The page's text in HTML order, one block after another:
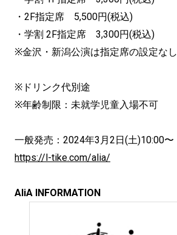
・2F指定席 5,500円(税込)
・学割 2F指定席 3,300円(税込)
※金沢・新潟公演は指定席の設定なし
※ドリンク代別途
※年齢制限：未就学児童入場不可
一般発売：2024年3月2日(土)10:00〜
https://l-tike.com/alia/
AliA INFORMATION